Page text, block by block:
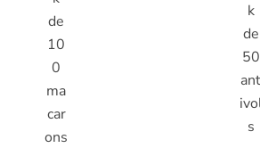
de
10
0
ma
car
ons
k
de
50
ant
s